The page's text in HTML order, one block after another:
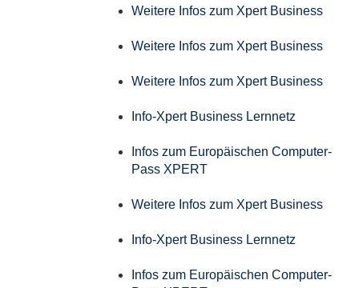
Weitere Infos zum Xpert Business
Weitere Infos zum Xpert Business
Weitere Infos zum Xpert Business
Info-Xpert Business Lernnetz
Infos zum Europäischen Computer-
Pass XPERT
Weitere Infos zum Xpert Business
Info-Xpert Business Lernnetz
Infos zum Europäischen Computer-